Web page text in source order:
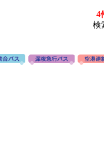
4
検